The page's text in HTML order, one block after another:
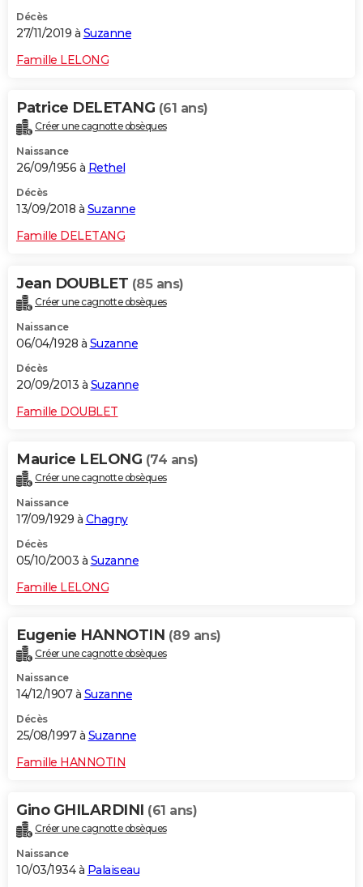
GUIDES D'ACHAT
Carte de Noël
Carte Bonne année
Carte Saint-Valentin
Carte Pâques
Carte d'anniversaire
DICTIONNAIRE
Dictionnaire
Biographies
Citations
Expressions
Proverbes
PROGRAMME TV
S'inscrire
Se connecter
Lycées
Collèges
Primaires
Universités
Entreprises
Service militaire
Avis de recherche
AVIS DE DÉCÈS
FORUM
Décès
27/11/2019 à Suzanne
Famille LELONG
Patrice DELETANG (61 ans)
Créer une cagnotte obsèques
Naissance
26/09/1956 à Rethel
Décès
13/09/2018 à Suzanne
Famille DELETANG
Jean DOUBLET (85 ans)
Créer une cagnotte obsèques
Naissance
06/04/1928 à Suzanne
Décès
20/09/2013 à Suzanne
Famille DOUBLET
Maurice LELONG (74 ans)
Créer une cagnotte obsèques
Naissance
17/09/1929 à Chagny
Décès
05/10/2003 à Suzanne
Famille LELONG
Eugenie HANNOTIN (89 ans)
Créer une cagnotte obsèques
Naissance
14/12/1907 à Suzanne
Décès
25/08/1997 à Suzanne
Famille HANNOTIN
Gino GHILARDINI (61 ans)
Créer une cagnotte obsèques
Naissance
10/03/1934 à Palaiseau